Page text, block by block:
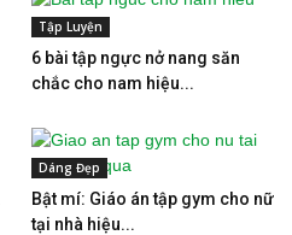
Tập Luyện
6 bài tập ngực nở nang săn
chắc cho nam hiệu...
Dáng Đẹp
Bật mí: Giáo án tập gym cho nữ
tại nhà hiệu...